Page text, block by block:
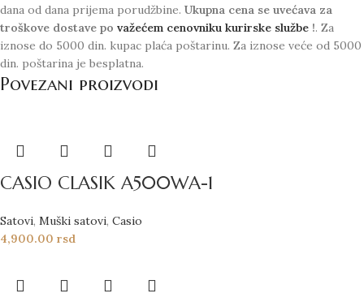
dana od dana prijema porudžbine. Ukupna cena se uvećava za
troškove dostave po važećem cenovniku kurirske službe !. Za
iznose do 5000 din. kupac plaća poštarinu. Za iznose veće od 5000
din. poštarina je besplatna.
Povezani proizvodi
CASIO CLASIK A500WA-1
Satovi, Muški satovi, Casio
4,900.00 rsd